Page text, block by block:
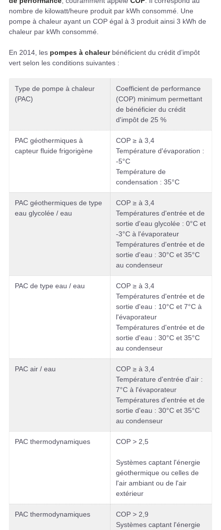
nombre de kilowatt/heure produit par kWh consommé. Une
pompe à chaleur ayant un COP égal à 3 produit ainsi 3 kWh de
chaleur par kWh consommé.
En 2014, les pompes à chaleurbénéficient du crédit d’impôt
vert selon les conditions suivantes :
Type de pompe à chaleur
(PAC)
Coefficient de performance
(COP) minimum permettant
de bénéficier du crédit
d'impôt de 25 %
PAC géothermiques à
capteur fluide frigorigène
COP ≥ à 3,4
Température d'évaporation :
-5°C
Température de
condensation : 35°C
PAC géothermiques de type
eau glycolée / eau
COP ≥ à 3,4
Températures d'entrée et de
sortie d'eau glycolée : 0°C et
-3°C à l'évaporateur
Températures d'entrée et de
sortie d'eau : 30°C et 35°C
au condenseur
PAC de type eau / eau
COP ≥ à 3,4
Températures d'entrée et de
sortie d'eau : 10°C et 7°C à
l'évaporateur
Températures d'entrée et de
sortie d'eau : 30°C et 35°C
au condenseur
PAC air / eau
COP ≥ à 3,4
Température d'entrée d'air :
7°C à l'évaporateur
Températures d'entrée et de
sortie d'eau : 30°C et 35°C
au condenseur
PAC thermodynamiques COP > 2,5
Systèmes captant l'énergie
géothermique ou celles de
l'air ambiant ou de l'air
extérieur
PAC thermodynamiques
COP > 2,9
Systèmes captant l'énergie